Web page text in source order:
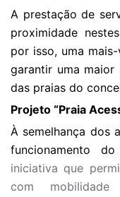
A prestação de
proximidade
por isso, uma
garantir uma
das praias do
Projeto “Praia
À semelhança dos
funcionamento
iniciativa que
com mobilidade